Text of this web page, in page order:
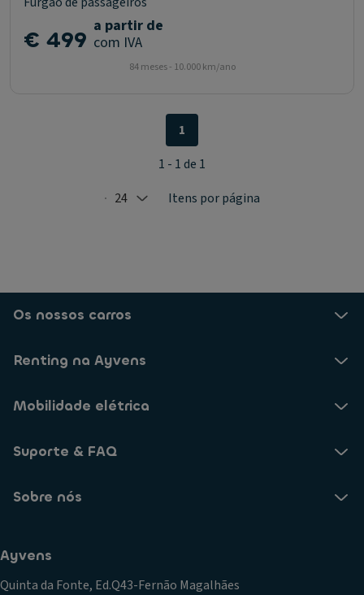
€ 499 a partir de
com IVA
84 meses - 10.000 km/ano
Selected: 24
24 Itens por página
1
1 - 1 de 1
Os nossos carros
Renting na Ayvens
Mobilidade elétrica
Suporte & FAQ
Sobre nós
Ayvens
Quinta da Fonte, Ed.Q43-Fernão Magalhães